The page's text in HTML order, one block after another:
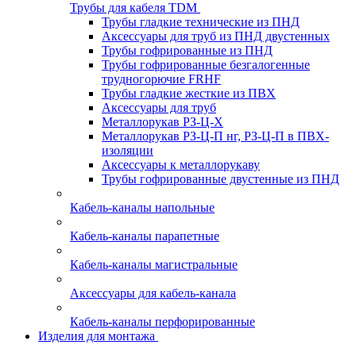
Трубы для кабеля TDM
Трубы гладкие технические из ПНД
Аксессуары для труб из ПНД двустенных
Трубы гофрированные из ПНД
Трубы гофрированные безгалогенные
трудногорючие FRHF
Трубы гладкие жесткие из ПВХ
Аксессуары для труб
Металлорукав РЗ-Ц-Х
Металлорукав РЗ-Ц-П нг, РЗ-Ц-П в ПВХ-
изоляции
Аксессуары к металлорукаву
Трубы гофрированные двустенные из ПНД
Кабель-каналы напольные
Кабель-каналы парапетные
Кабель-каналы магистральные
Аксессуары для кабель-канала
Кабель-каналы перфорированные
Изделия для монтажа